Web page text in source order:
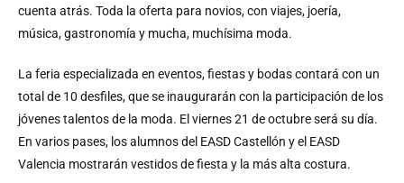
cuenta atrás. Toda la oferta para novios, con viajes, joería,
música, gastronomía y mucha, muchísima moda.
La feria especializada en eventos, fiestas y bodas contará con un
total de 10 desfiles, que se inaugurarán con la participación de los
jóvenes talentos de la moda. El viernes 21 de octubre será su día.
En varios pases, los alumnos del EASD Castellón y el EASD
Valencia mostrarán vestidos de fiesta y la más alta costura.